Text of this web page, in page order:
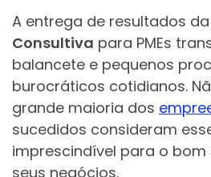
A entrega de resultados da
Consultiva para PMEs
balancete e pequenos
burocráticos cotidianos.
grande maioria dos
sucedidos consideram
imprescindível para o
seus negócios.